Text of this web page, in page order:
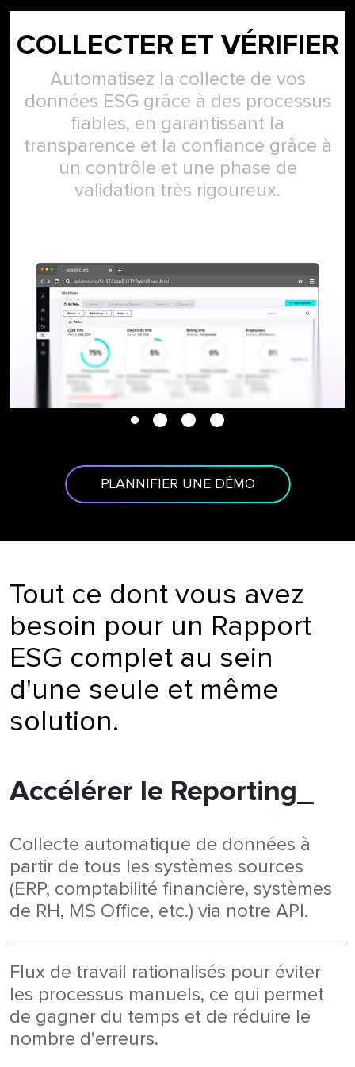
COLLECTER ET VÉRIFIER
Automatisez la collecte de vos
données ESG grâce à des processus
fiables, en garantissant la
transparence et la confiance grâce à
un contrôle et une phase de
validation très rigoureux.
PLANNIFIER UNE DÉMO
Tout ce dont vous avez
besoin pour un Rapport
ESG complet au sein
d'une seule et même
solution.
Accélérer le Reporting_
Collecte automatique de données à
partir de tous les systèmes sources
(ERP, comptabilité financière, systèmes
de RH, MS Office, etc.) via notre API.
Flux de travail rationalisés pour éviter
les processus manuels, ce qui permet
de gagner du temps et de réduire le
nombre d'erreurs.